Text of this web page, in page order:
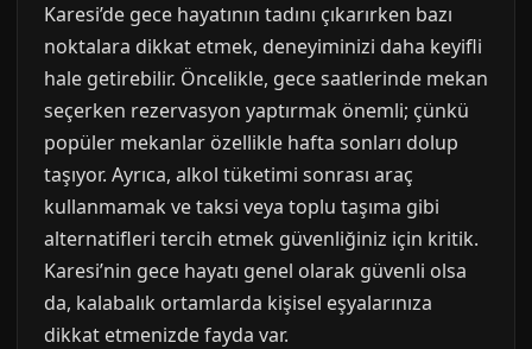
Karesi’de gece hayatının tadını çıkarırken bazı
noktalara dikkat etmek, deneyiminizi daha keyifli
hale getirebilir. Öncelikle, gece saatlerinde mekan
seçerken rezervasyon yaptırmak önemli; çünkü
popüler mekanlar özellikle hafta sonları dolup
taşıyor. Ayrıca, alkol tüketimi sonrası araç
kullanmamak ve taksi veya toplu taşıma gibi
alternatifleri tercih etmek güvenliğiniz için kritik.
Karesi’nin gece hayatı genel olarak güvenli olsa
da, kalabalık ortamlarda kişisel eşyalarınıza
dikkat etmenizde fayda var.